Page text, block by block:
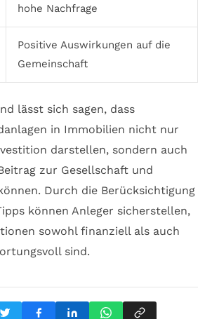
hohe Nachfrage
Positive Auswirkungen auf die
Gemeinschaft
lässt sich sagen, dass
in Immobilien nicht nur
darstellen, sondern auch
zur Gesellschaft und
Durch die Berücksichtigung
können Anleger sicherstellen,
sowohl finanziell als auch
sind.